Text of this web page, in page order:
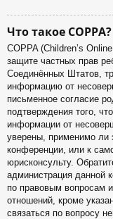
Что такое COPPA?
COPPA (Children’s
защите частных прав
Соединённых Штатов,
информацию от
письменное согласие
подтверждения того,
информации от
уверены, применимо ли
конференции, или к
юрисконсульту.
администрация данной
по правовым вопросам
отношений, кроме
связаться по вопросу